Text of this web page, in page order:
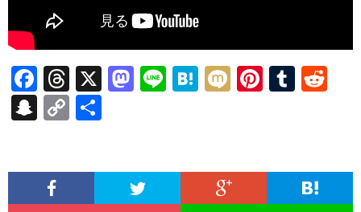
F
ac
e
o
T
hr
ea
X
M
o
Li H
a
M Pi
t
T
r
t
S
pc
C